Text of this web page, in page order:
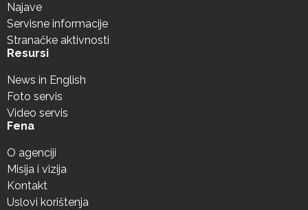
Najave
Servisne informacije
Stranačke aktivnosti
Resursi
News in English
Foto servis
Video servis
Fena
O agenciji
Misija i vizija
Kontakt
Uslovi korištenja